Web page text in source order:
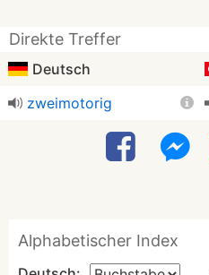
Direkte Treffer
Deutsch
zweimotorig
Alphabetischer Index